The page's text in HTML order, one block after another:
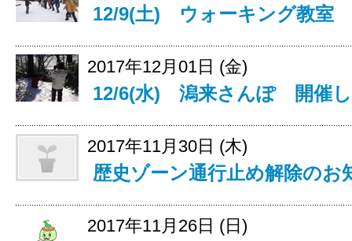
12/9(土) ウォーキング教室
2017年12月01日 (金)
12/6(水) 潟来さんぽ 開催
2017年11月30日 (木)
歴史ゾーン通行止め解除のお
2017年11月26日 (日)